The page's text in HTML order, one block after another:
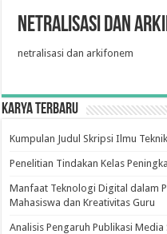
netralisasi dan
netralisasi dan arkifonem
Karya Terbaru
Kumpulan Judul Skripsi Ilmu
Penelitian Tindakan Kelas
Manfaat Teknologi Digital dalam
Mahasiswa dan Kreativitas Guru
Analisis Pengaruh Publikasi